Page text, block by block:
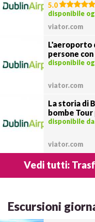
5.0
disponibile
viator.com
L'aeroporto
persone
disponibile
viator.com
La storia di
bombe
disponibile
viator.com
Vedi tutti:
Escursioni